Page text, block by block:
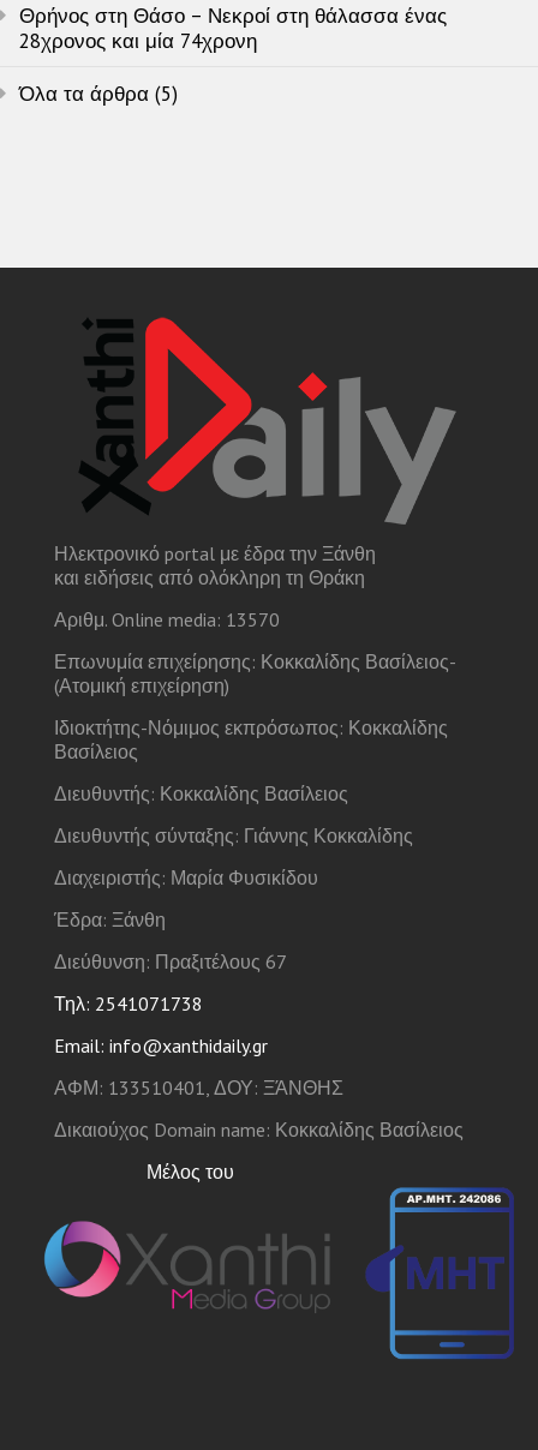
Θρήνος στη Θάσο – Νεκροί στη θάλασσα ένας
28χρονος και μία 74χρονη
Όλα τα άρθρα (5)
Ηλεκτρονικό portal με έδρα την Ξάνθη
και ειδήσεις από ολόκληρη τη Θράκη
Αριθμ. Online media: 13570
Επωνυμία επιχείρησης: Κοκκαλίδης Βασίλειος-
(Ατομική επιχείρηση)
Ιδιοκτήτης-Νόμιμος εκπρόσωπος: Κοκκαλίδης
Βασίλειος
Διευθυντής: Κοκκαλίδης Βασίλειος
Διευθυντής σύνταξης: Γιάννης Κοκκαλίδης
Διαχειριστής: Μαρία Φυσικίδου
Έδρα: Ξάνθη
Διεύθυνση: Πραξιτέλους 67
Τηλ: 2541071738
Email: info@xanthidaily.gr
ΑΦΜ: 133510401, ΔΟΥ: ΞΆΝΘΗΣ
Δικαιούχος Domain name: Κοκκαλίδης Βασίλειος
Μέλος του